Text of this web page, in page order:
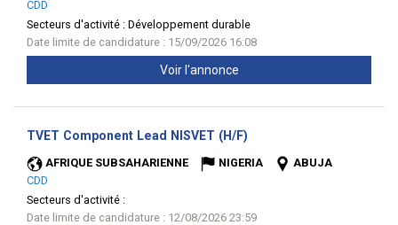
CDD
Secteurs d'activité : Développement durable
Date limite de candidature : 15/09/2026 16:08
Voir l'annonce
TVET Component Lead NISVET (H/F)
AFRIQUE SUBSAHARIENNE NIGERIA
ABUJA
CDD
Secteurs d'activité :
Date limite de candidature : 12/08/2026 23:59